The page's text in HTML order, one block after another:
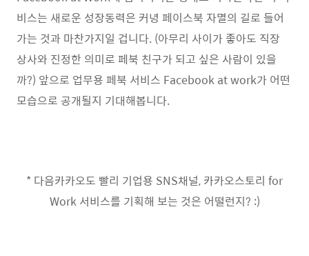
비스는 새로운 성장동력은 커녕 페이스북 자멸의 길로 들어
가는 것과 마찬가지일 겁니다. (아무리 사이가 좋아도 직장
상사와 진정한 의미로 페북 친구가 되고 싶은 사람이 있을
까?) 앞으로 업무용 페북 서비스 Facebook at work가 어떤
모습으로 공개될지 기대해봅니다.
* 다음카카오도 빨리 기업용 SNS채널, 카카오스토리 for
Work 서비스를 기획해 보는 것은 어떨런지? :)